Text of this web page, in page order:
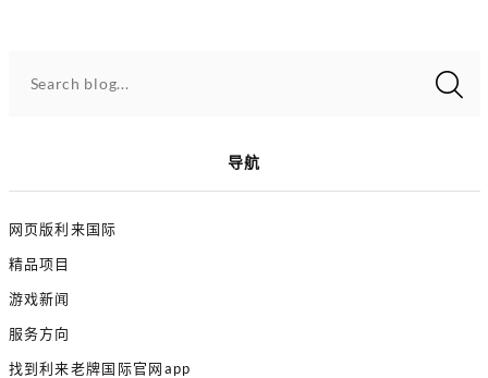
Search blog...
导航
网页版利来国际
精品项目
游戏新闻
服务方向
找到利来老牌国际官网app